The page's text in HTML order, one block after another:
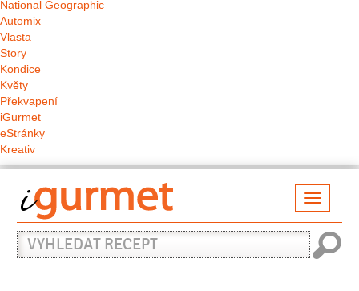
National Geographic
Automix
Vlasta
Story
Kondice
Květy
Překvapení
iGurmet
eStránky
Kreativ
Vyhledat
recept